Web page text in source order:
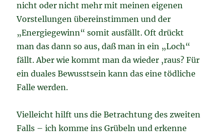
nicht oder nicht mehr mit meinen eigenen
Vorstellungen übereinstimmen und der
„Energiegewinn“ somit ausfällt. Oft drückt
man das dann so aus, daß man in ein „Loch“
fällt. Aber wie kommt man da wieder ‚raus? Für
ein duales Bewusstsein kann das eine tödliche
Falle werden.
Vielleicht hilft uns die Betrachtung des zweiten
Falls – ich komme ins Grübeln und erkenne